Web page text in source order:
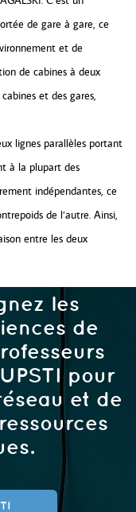
de gare à gare, ce
et de
de cabines à deux
et des gares,
lignes parallèles portant
à la plupart des
indépendantes, ce
de l’autre. Ainsi,
entre les deux
les
de
pour
et de